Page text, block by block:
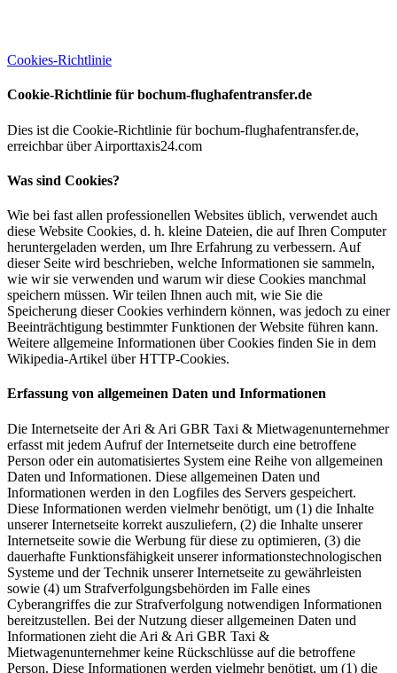
Cookies-Richtlinie
Cookie-Richtlinie für bochum-flughafentransfer.de
Dies ist die Cookie-Richtlinie für bochum-flughafentransfer.de,
erreichbar über Airporttaxis24.com
Was sind Cookies?
Wie bei fast allen professionellen Websites üblich, verwendet auch
diese Website Cookies, d. h. kleine Dateien, die auf Ihren Computer
heruntergeladen werden, um Ihre Erfahrung zu verbessern. Auf
dieser Seite wird beschrieben, welche Informationen sie sammeln,
wie wir sie verwenden und warum wir diese Cookies manchmal
speichern müssen. Wir teilen Ihnen auch mit, wie Sie die
Speicherung dieser Cookies verhindern können, was jedoch zu einer
Beeinträchtigung bestimmter Funktionen der Website führen kann.
Weitere allgemeine Informationen über Cookies finden Sie in dem
Wikipedia-Artikel über HTTP-Cookies.
Erfassung von allgemeinen Daten und Informationen
Die Internetseite der Ari & Ari GBR Taxi & Mietwagenunternehmer
erfasst mit jedem Aufruf der Internetseite durch eine betroffene
Person oder ein automatisiertes System eine Reihe von allgemeinen
Daten und Informationen. Diese allgemeinen Daten und
Informationen werden in den Logfiles des Servers gespeichert.
Diese Informationen werden vielmehr benötigt, um (1) die Inhalte
unserer Internetseite korrekt auszuliefern, (2) die Inhalte unserer
Internetseite sowie die Werbung für diese zu optimieren, (3) die
dauerhafte Funktionsfähigkeit unserer informationstechnologischen
Systeme und der Technik unserer Internetseite zu gewährleisten
sowie (4) um Strafverfolgungsbehörden im Falle eines
Cyberangriffes die zur Strafverfolgung notwendigen Informationen
bereitzustellen. Bei der Nutzung dieser allgemeinen Daten und
Informationen zieht die Ari & Ari GBR Taxi &
Mietwagenunternehmer keine Rückschlüsse auf die betroffene
Person. Diese Informationen werden vielmehr benötigt, um (1) die